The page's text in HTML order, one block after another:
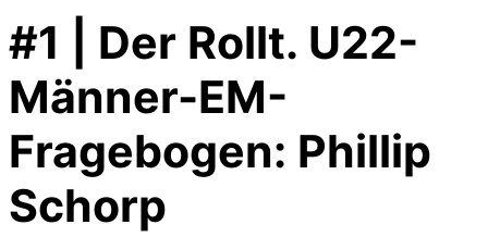
#1 | Der Rollt. U22-
Männer-EM-
Fragebogen: Phillip
Schorp